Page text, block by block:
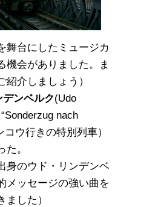
舞台にしたミュージカ
機会がありました。ま
紹介しましょう）
デンベルク(Udo
nach
コウ行きの特別列車）
た。
身のウド・リンデンベ
メッセージの強い曲を
ました）